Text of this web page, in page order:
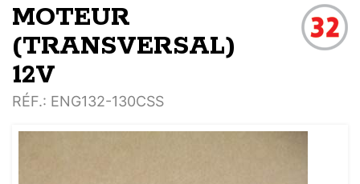
MOTEUR
(TRANSVERSAL)
12V
RÉF.: ENG132-130CSS